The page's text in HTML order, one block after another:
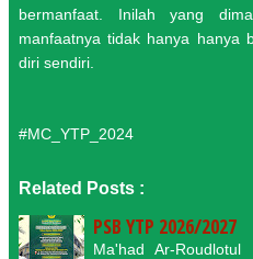
bermanfaat. Inilah yang
manfaatnya tidak hanya hanya
diri sendiri.
#MC_YTP_2024
Related Posts :
PSB YTP 2026/2027
Ma'had Ar-